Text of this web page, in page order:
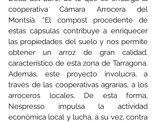
cooperativa Cámara Arrocera del
Montsià. “El compost procedente de
estas cápsulas contribuye a enriquecer
las propiedades del suelo y nos permite
obtener un arroz de gran calidad,
característico de esta zona de Tarragona.
Además, este proyecto involucra, a
través de las cooperativas agrarias, a los
arroceros locales. De esta forma,
Nespresso impulsa la actividad
económica local y lucha, a su vez, contra